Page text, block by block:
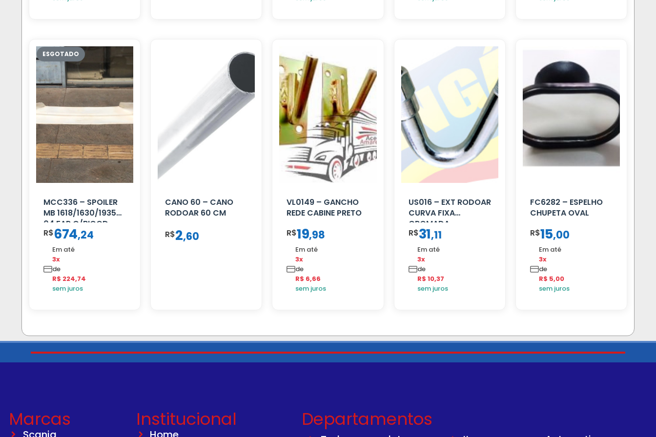
MCC336 – SPOILER
MB 1618/1630/1935
04 FAR C/BIGOD
R$674,24
Em até
3x
de
R$ 224,74
sem juros
CANO 60 – CANO
RODOAR 60 CM
R$2,60
VL0149 – GANCHO
REDE CABINE PRETO
R$19,98
Em até
3x
de
R$ 6,66
sem juros
US016 – EXT RODOAR
CURVA FIXA
CROMADA
R$31,11
Em até
3x
de
R$ 10,37
sem juros
FC6282 – ESPELHO
CHUPETA OVAL
R$15,00
Em até
3x
de
R$ 5,00
sem juros
Marcas Institucional Departamentos